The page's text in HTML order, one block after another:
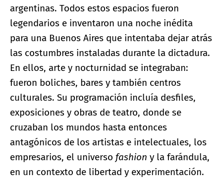
argentinas. Todos estos espacios fueron
legendarios e inventaron una noche inédita
para una Buenos Aires que intentaba dejar atrás
las costumbres instaladas durante la dictadura.
En ellos, arte y nocturnidad se integraban:
fueron boliches, bares y también centros
culturales. Su programación incluía desfiles,
exposiciones y obras de teatro, donde se
cruzaban los mundos hasta entonces
antagónicos de los artistas e intelectuales, los
empresarios, el universo fashion y la farándula,
en un contexto de libertad y experimentación.